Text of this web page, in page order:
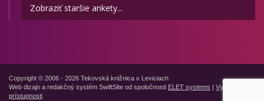
Zobraziť staršie ankety...
Copyright © 2006 - 2026 Tekovská knižnica v Leviciach
Web dizajn a redakčný systém SwiftSite od spoločnosti ELET systems | Vyhlásenie o
prístupnosti